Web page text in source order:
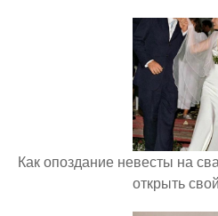
Как опоздание невесты на
открыть